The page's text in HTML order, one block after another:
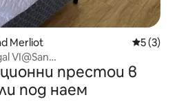
Merliot Средна
5 (3)
VI@San
Fi+Тераса
престои в
под наем